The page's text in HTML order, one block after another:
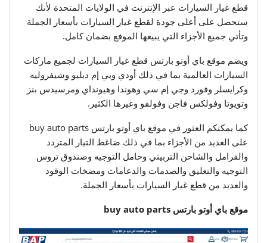
قطع غيار السيارات عبر الإنترنت في الولايات المتحدة لأنك
ستحصل على أعلى جودة لقطع غيار السيارات بأسعار الجملة
وتأتي جميع الأجزاء التي يبيعها الموفع بضمان كامل.
ويضم موقع باي أوتو بارتس قطع غيار السيارات لجميع ماركات
السيارات العالمية بما في ذلك أودي وبي إم دبليو وشيفروليه
وكرايسلر وفورد وجي إم سي وهوندا وهيونداي ومرسيدس بنز
وتويوتا وفولكس فاجن وفولفو وغيرها الكثير.
كما يمكنكم العثور في موقع باي أوتو بارتس buy auto parts
على العديد من الأجزاء بما في ذلك ضاغط التيار المتردد
والفرامل والشاحن التربيني وحامل التوجيه وصندوق تروس
التوجيه والتعليق والصدمات والدعامات ومضخات الوقود
والعديد من قطع غيار السيارات بأسعار الجملة.
موقع باي أوتو بارتس buy auto parts